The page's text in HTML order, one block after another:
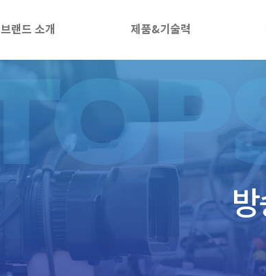
브랜드 소개 제품&기술력